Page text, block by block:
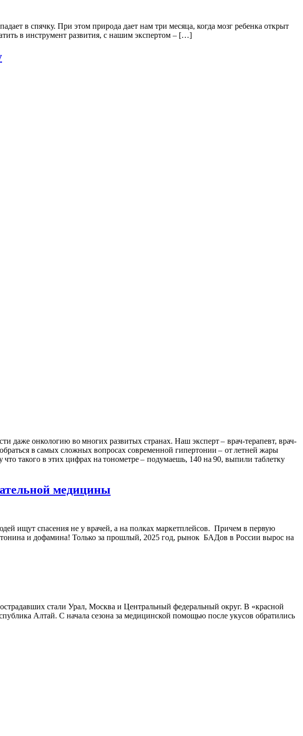
в спячку. При этом природа дает нам три месяца, когда мозг ребенка открыт
в инструмент развития, с нашим экспертом – […]
даже онкологию во многих развитых странах. Наш эксперт – врач-терапевт, врач-
в самых сложных вопросах современной гипертонии – от летней жары
такого в этих цифрах на тонометре – подумаешь, 140 на 90, выпили таблетку
медицины
ищут спасения не у врачей, а на полках маркетплейсов. Причем в первую
и дофамина! Только за прошлый, 2025 год, рынок БАДов в России вырос на
стали Урал, Москва и Центральный федеральный округ. В «красной
Алтай. С начала сезона за медицинской помощью после укусов обратились